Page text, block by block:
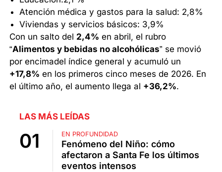
Atención médica y gastos para la salud: 2,8%
Viviendas y servicios básicos: 3,9%
Con un salto del 2,4% en abril, el rubro
“Alimentos y bebidas no alcohólicas” se movió
por encimadel índice general y acumuló un
+17,8% en los primeros cinco meses de 2026. En
el último año, el aumento llega al +36,2%.
LAS MÁS LEÍDAS
EN PROFUNDIDAD
Fenómeno del Niño: cómo
afectaron a Santa Fe los últimos
eventos intensos